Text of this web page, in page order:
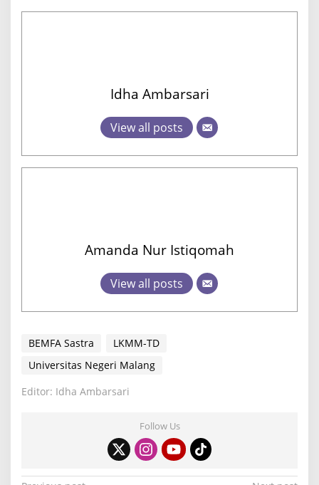
Idha Ambarsari
View all posts
Amanda Nur Istiqomah
View all posts
BEMFA Sastra
LKMM-TD
Universitas Negeri Malang
Editor: Idha Ambarsari
Follow Us